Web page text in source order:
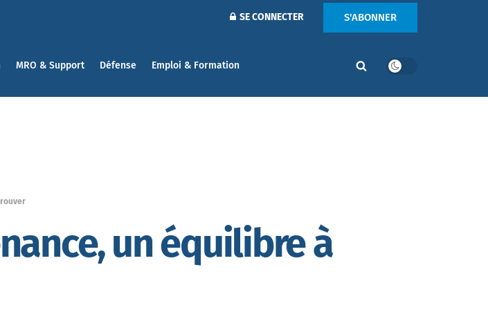
SE CONNECTER S'ABONNER
MRO & Support Défense Emploi & Formation
un équilibre à